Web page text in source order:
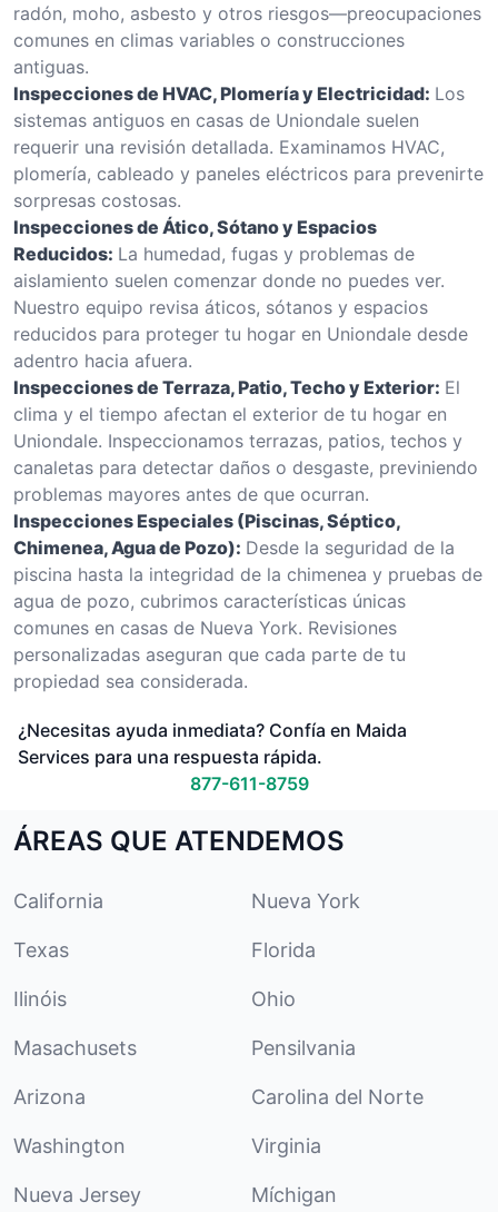
radón, moho, asbesto y otros riesgos—preocupaciones
comunes en climas variables o construcciones
antiguas.
Inspecciones de HVAC, Plomería y Electricidad: Los
sistemas antiguos en casas de Uniondale suelen
requerir una revisión detallada. Examinamos HVAC,
plomería, cableado y paneles eléctricos para prevenirte
sorpresas costosas.
Inspecciones de Ático, Sótano y Espacios
Reducidos: La humedad, fugas y problemas de
aislamiento suelen comenzar donde no puedes ver.
Nuestro equipo revisa áticos, sótanos y espacios
reducidos para proteger tu hogar en Uniondale desde
adentro hacia afuera.
Inspecciones de Terraza, Patio, Techo y Exterior: El
clima y el tiempo afectan el exterior de tu hogar en
Uniondale. Inspeccionamos terrazas, patios, techos y
canaletas para detectar daños o desgaste, previniendo
problemas mayores antes de que ocurran.
Inspecciones Especiales (Piscinas, Séptico,
Chimenea, Agua de Pozo): Desde la seguridad de la
piscina hasta la integridad de la chimenea y pruebas de
agua de pozo, cubrimos características únicas
comunes en casas de Nueva York. Revisiones
personalizadas aseguran que cada parte de tu
propiedad sea considerada.
¿Necesitas ayuda inmediata? Confía en Maida
Services para una respuesta rápida.
877-611-8759
ÁREAS QUE ATENDEMOS
California Nueva York
Texas Florida
Ilinóis Ohio
Masachusets Pensilvania
Arizona Carolina del Norte
Washington Virginia
Nueva Jersey Míchigan